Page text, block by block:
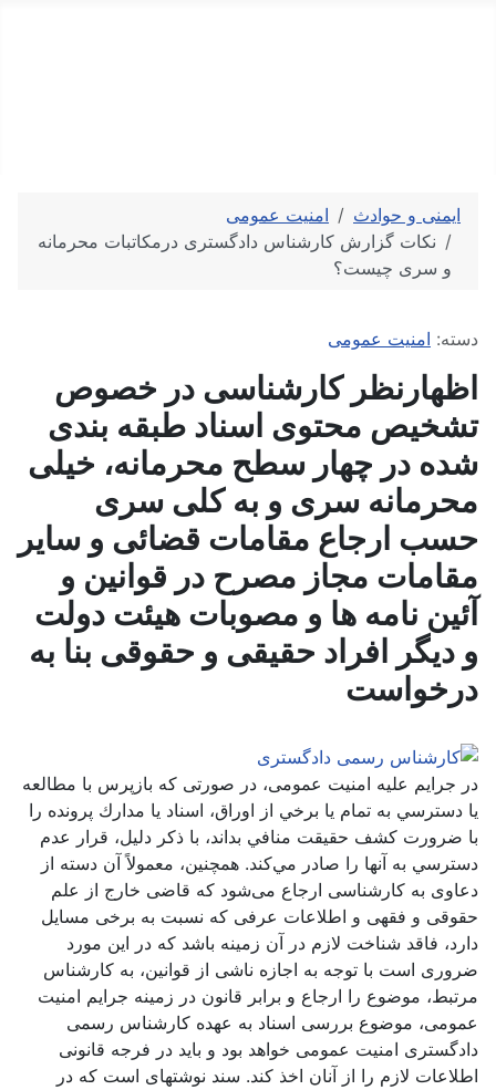
ایمنی و حوادث
امنیت عمومی
نکات گزارش کارشناس دادگستری درمکاتبات محرمانه
و سری چیست؟
توضیحات
دسته: امنیت عمومی
اظهارنظر کارشناسی در خصوص
تشخیص محتوی اسناد طبقه بندی
شده در چهار سطح محرمانه، خیلی
محرمانه سری و به کلی سری
حسب ارجاع مقامات قضائی و سایر
مقامات مجاز مصرح در قوانین و
آئین نامه ها و مصوبات هیئت دولت
و دیگر افراد حقیقی و حقوقی بنا به
درخواست
در جرایم علیه امنیت عمومی، در صورتی که بازپرس با مطالعه
يا دسترسي به تمام يا برخي از اوراق، اسناد يا مدارك پرونده را
با ضرورت كشف حقيقت منافي بداند، با ذكر دليل، قرار عدم
دسترسي به آنها را صادر مي‌كند. همچنین، معمولاً آن دسته از
دعاوی به کارشناسی ارجاع می‌شود که قاضی خارج از علم
حقوقی و فقهی و اطلاعات عرفی که نسبت به برخی مسایل
دارد، فاقد شناخت لازم در آن زمینه باشد که در این مورد
ضروری است با توجه به اجازه ناشی از قوانین، به کارشناس
مرتبط، موضوع را ارجاع و برابر قانون در زمینه جرایم امنیت
عمومی، موضوع بررسی اسناد به عهده کارشناس رسمی
دادگستری امنیت عمومی خواهد بود و باید در فرجه قانونی
اطلاعات لازم را از آنان اخذ کند. سند نوشته­ای است که در